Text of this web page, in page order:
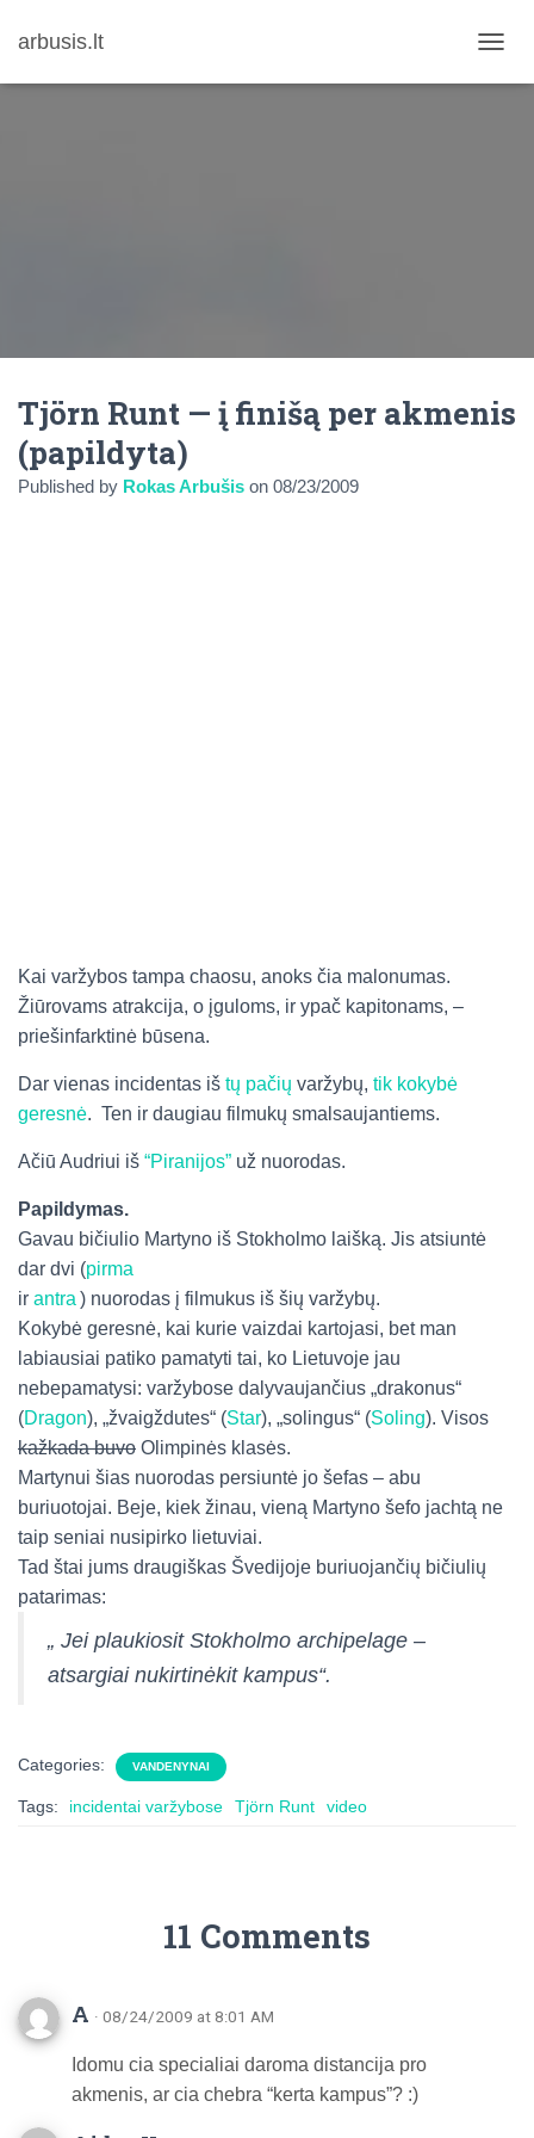
arbusis.lt
O
I
N
Tjörn Runt — į finišą per akmenis
(papildyta)
Published by Rokas Arbušis on 08/23/2009
Kai varžybos tampa chaosu, anoks čia malonumas.
Žiūrovams atrakcija, o įguloms, ir ypač kapitonams, –
priešinfarktinė būsena.
Dar vienas incidentas iš tų pačių varžybų, tik kokybė
geresnė. Ten ir daugiau filmukų smalsaujantiems.
Ačiū Audriui iš “Piranijos” už nuorodas.
Papildymas.
Gavau bičiulio Martyno iš Stokholmo laišką. Jis atsiuntė
dar dvi (pirma
ir antra ) nuorodas į filmukus iš šių varžybų.
Kokybė geresnė, kai kurie vaizdai kartojasi, bet man
labiausiai patiko pamatyti tai, ko Lietuvoje jau
nebepamatysi: varžybose dalyvaujančius „drakonus“
(Dragon), „žvaigždutes“ (Star), „solingus“ (Soling). Visos
kažkada buvo Olimpinės klasės.
Martynui šias nuorodas persiuntė jo šefas – abu
buriuotojai. Beje, kiek žinau, vieną Martyno šefo jachtą ne
taip seniai nusipirko lietuviai.
Tad štai jums draugiškas Švedijoje buriuojančių bičiulių
patarimas:
„ Jei plaukiosit Stokholmo archipelage –
atsargiai nukirtinėkit kampus“.
Categories: VANDENYNAI
Tags: incidentai varžybose Tjörn Runt video
11 Comments
A · 08/24/2009 at 8:01 AM
Idomu cia specialiai daroma distancija pro
akmenis, ar cia chebra “kerta kampus”? :)